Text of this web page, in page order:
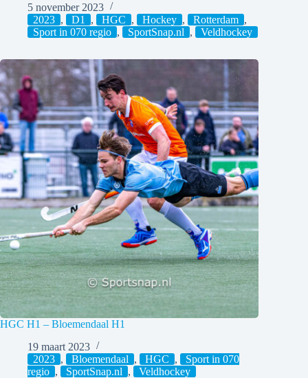
5 november 2023
2023 , D1 , HGC , Hockey , Rotterdam ,
Sport in 070 regio , SportSnap.nl , Veldhockey
HGC H1 – Bloemendaal H1
19 maart 2023
2023 , Bloemendaal , HGC ,
Sport in 070
regio , SportSnap.nl , Veldhockey